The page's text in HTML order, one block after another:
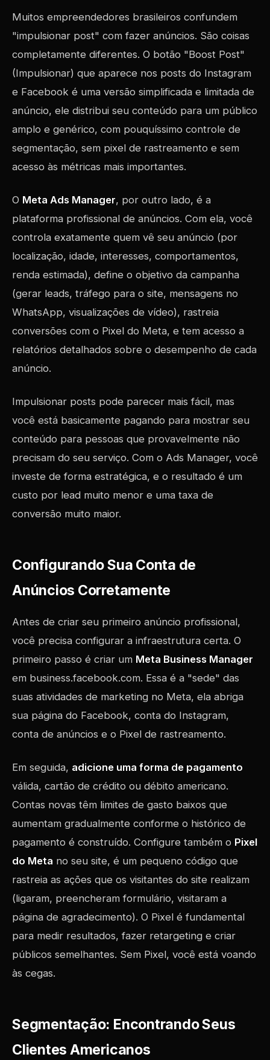
Muitos empreendedores brasileiros confundem
"impulsionar post" com fazer anúncios. São coisas
completamente diferentes. O botão "Boost Post"
(Impulsionar) que aparece nos posts do Instagram
e Facebook é uma versão simplificada e limitada de
anúncio, ele distribui seu conteúdo para um público
amplo e genérico, com pouquíssimo controle de
segmentação, sem pixel de rastreamento e sem
acesso às métricas mais importantes.
O Meta Ads Manager, por outro lado, é a
plataforma profissional de anúncios. Com ela, você
controla exatamente quem vê seu anúncio (por
localização, idade, interesses, comportamentos,
renda estimada), define o objetivo da campanha
(gerar leads, tráfego para o site, mensagens no
WhatsApp, visualizações de vídeo), rastreia
conversões com o Pixel do Meta, e tem acesso a
relatórios detalhados sobre o desempenho de cada
anúncio.
Impulsionar posts pode parecer mais fácil, mas
você está basicamente pagando para mostrar seu
conteúdo para pessoas que provavelmente não
precisam do seu serviço. Com o Ads Manager, você
investe de forma estratégica, e o resultado é um
custo por lead muito menor e uma taxa de
conversão muito maior.
Configurando Sua Conta de
Anúncios Corretamente
Antes de criar seu primeiro anúncio profissional,
você precisa configurar a infraestrutura certa. O
primeiro passo é criar um Meta Business Manager
em business.facebook.com. Essa é a "sede" das
suas atividades de marketing no Meta, ela abriga
sua página do Facebook, conta do Instagram,
conta de anúncios e o Pixel de rastreamento.
Em seguida, adicione uma forma de pagamento
válida, cartão de crédito ou débito americano.
Contas novas têm limites de gasto baixos que
aumentam gradualmente conforme o histórico de
pagamento é construído. Configure também o Pixel
do Meta no seu site, é um pequeno código que
rastreia as ações que os visitantes do site realizam
(ligaram, preencheram formulário, visitaram a
página de agradecimento). O Pixel é fundamental
para medir resultados, fazer retargeting e criar
públicos semelhantes. Sem Pixel, você está voando
às cegas.
Segmentação: Encontrando Seus
Clientes Americanos